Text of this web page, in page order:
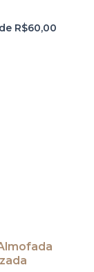
R$60,00